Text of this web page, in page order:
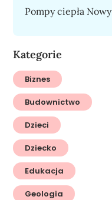
Pompy ciepła
Kategorie
Biznes
Budownictwo
Dzieci
Dziecko
Edukacja
Geologia